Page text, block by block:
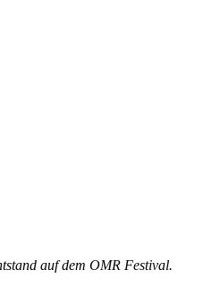
auf dem OMR Festival.